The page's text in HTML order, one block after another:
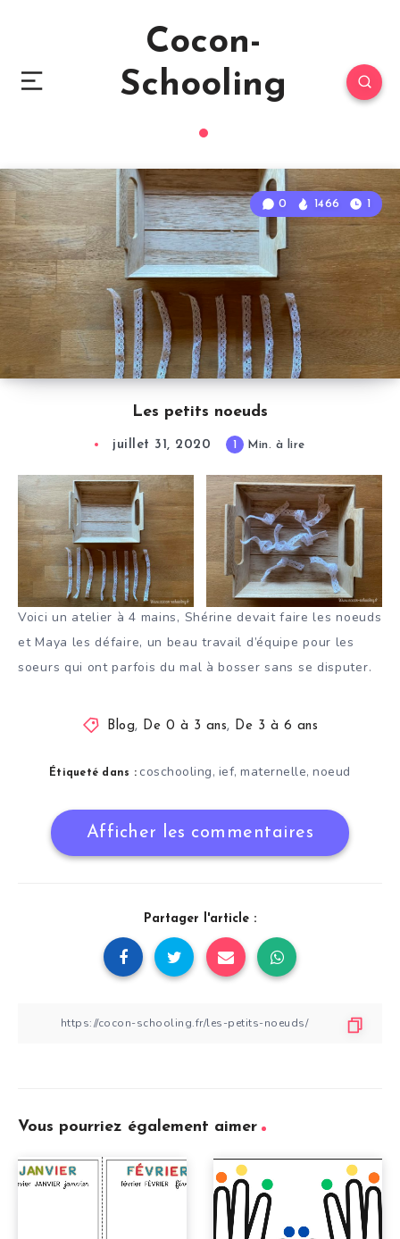
Cocon-
Schooling
Les petits noeuds
0 1466 1
juillet 31, 2020 1 Min. à lire
Voici un atelier à 4 mains, Shérine devait faire les noeuds
et Maya les défaire, un beau travail d’équipe pour les
soeurs qui ont parfois du mal à bosser sans se disputer.
Blog, De 0 à 3 ans, De 3 à 6 ans
Étiqueté dans : coschooling, ief,maternelle,noeud
Afficher les commentaires
Partager l'article :
Vous pourriez également aimer